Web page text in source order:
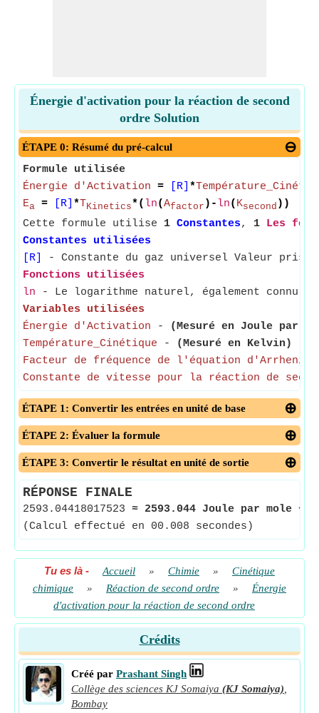
Énergie d'activation pour la réaction de second
ordre Solution
ÉTAPE 0: Résumé du pré-calcul
Formule utilisée
Énergie d'Activation = [R] *
Ea = [R] *TKinetics*( ln(Afactor )- ln( Ksecond ))
Cette formule utilise 1 Constantes, 1 Les
Constantes utilisées
[R]
- Constante du gaz universel Valeur prise
Fonctions utilisées
ln - Le logarithme naturel, également connu
Variables utilisées
Énergie d'Activation -
(Mesuré en Joule par
Température_Cinétique - (Mesuré en Kelvin)
Facteur de fréquence de l'équation d'Arrhenius
Constante de vitesse pour la réaction de
ÉTAPE 1: Convertir les entrées en unité de base
ÉTAPE 2: Évaluer la formule
ÉTAPE 3: Convertir le résultat en unité de sortie
RÉPONSE FINALE
2593.04418017523 ≈ 2593.044 Joule par mole
(Calcul effectué en 00.008 secondes)
Tu es là - Accueil » Chimie »
Cinétique
chimique
» Réaction de second ordre »
Énergie
d'activation pour la réaction de second ordre
Crédits
Créé par Prashant Singh
Collège des sciences KJ Somaiya (KJ Somaiya)
Bombay